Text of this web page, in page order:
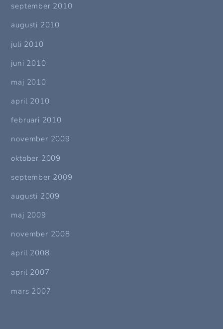
september 2010
augusti 2010
juli 2010
juni 2010
maj 2010
april 2010
februari 2010
november 2009
oktober 2009
september 2009
augusti 2009
maj 2009
november 2008
april 2008
april 2007
mars 2007